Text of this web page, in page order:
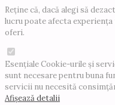
Reține că, dacă alegi să
lucru poate afecta
oferi.
EsențialeCookie-urile și
sunt necesare pentru buna
servicii nu necesită
Afișează detalii